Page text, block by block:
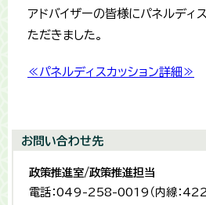
アドバイザーの皆様にパネルディ
ただきました。
≪パネルディスカッション詳細≫
お問い合わせ先
政策推進室/政策推進担当
電話：049-258-0019（内線：